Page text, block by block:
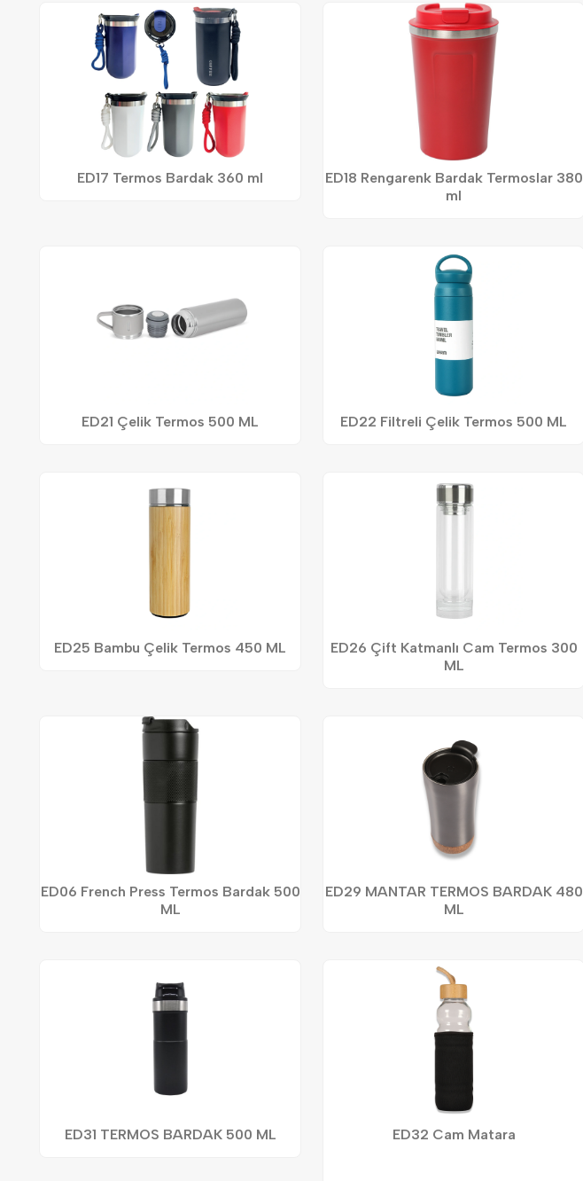
ED17 Termos Bardak 360 ml
ED18 Rengarenk Bardak Termoslar 380
ml
ED21 Çelik Termos 500 ML ED22 Filtreli Çelik Termos 500 ML
ED25 Bambu Çelik Termos 450 ML
ED26 Çift Katmanlı Cam Termos 300
ML
ED06 French Press Termos Bardak 500
ML
ED29 MANTAR TERMOS BARDAK 480
ML
ED31 TERMOS BARDAK 500 ML ED32 Cam Matara